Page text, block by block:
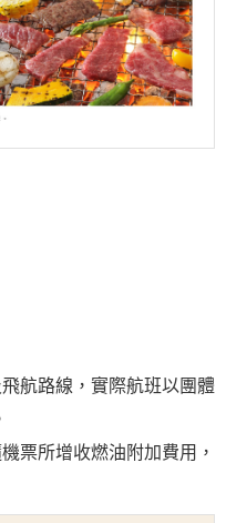
航路線，實際航班以團體
票所增收燃油附加費用，